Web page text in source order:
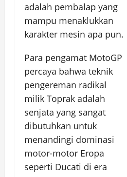
adalah pembalap yang
mampu menaklukkan
karakter mesin apa pun.
Para pengamat MotoGP
percaya bahwa teknik
pengereman radikal
milik Toprak adalah
senjata yang sangat
dibutuhkan untuk
menandingi dominasi
motor-motor Eropa
seperti Ducati di era